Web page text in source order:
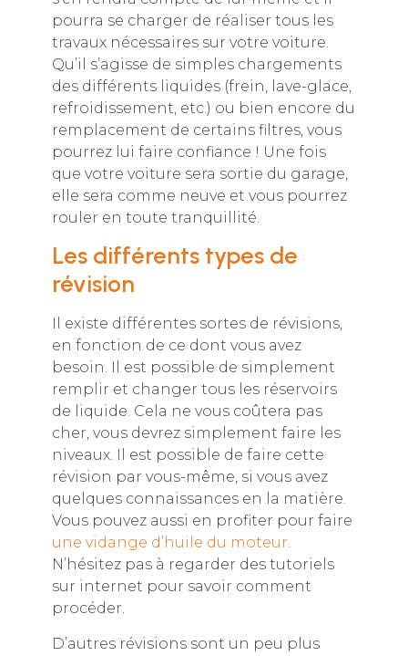
pourra se charger de réaliser tous les
travaux nécessaires sur votre voiture.
Qu’il s’agisse de simples chargements
des différents liquides (frein, lave-glace,
refroidissement, etc.) ou bien encore du
remplacement de certains filtres, vous
pourrez lui faire confiance ! Une fois
que votre voiture sera sortie du garage,
elle sera comme neuve et vous pourrez
rouler en toute tranquillité.
Les différents types de
révision
Il existe différentes sortes de révisions,
en fonction de ce dont vous avez
besoin. Il est possible de simplement
remplir et changer tous les réservoirs
de liquide. Cela ne vous coûtera pas
cher, vous devrez simplement faire les
niveaux. Il est possible de faire cette
révision par vous-même, si vous avez
quelques connaissances en la matière.
Vous pouvez aussi en profiter pour faire
une vidange d’huile du moteur.
N’hésitez pas à regarder des tutoriels
sur internet pour savoir comment
procéder.
D’autres révisions sont un peu plus